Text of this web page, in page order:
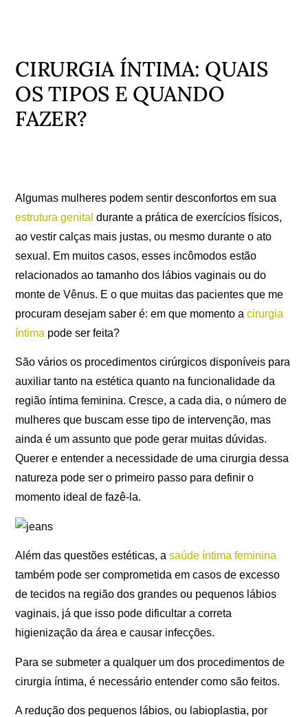
CIRURGIA ÍNTIMA: QUAIS
OS TIPOS E QUANDO
FAZER?
Algumas mulheres podem sentir desconfortos em sua
estrutura genital durante a prática de exercícios físicos,
ao vestir calças mais justas, ou mesmo durante o ato
sexual. Em muitos casos, esses incômodos estão
relacionados ao tamanho dos lábios vaginais ou do
monte de Vênus. E o que muitas das pacientes que me
procuram desejam saber é: em que momento acirurgia
íntima pode ser feita?
São vários os procedimentos cirúrgicos disponíveis para
auxiliar tanto na estética quanto na funcionalidade da
região íntima feminina. Cresce, a cada dia, o número de
mulheres que buscam esse tipo de intervenção, mas
ainda é um assunto que pode gerar muitas dúvidas.
Querer e entender a necessidade de uma cirurgia dessa
natureza pode ser o primeiro passo para definir o
momento ideal de fazê-la.
Além das questões estéticas, asaúde íntima feminina
também pode ser comprometida em casos de excesso
de tecidos na região dos grandes ou pequenos lábios
vaginais, já que isso pode dificultar a correta
higienização da área e causar infecções.
Para se submeter a qualquer um dos procedimentos de
cirurgia íntima, é necessário entender como são feitos.
A redução dos pequenos lábios, ou labioplastia, por